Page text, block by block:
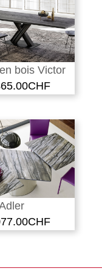
bois Victor
CHF
CHF